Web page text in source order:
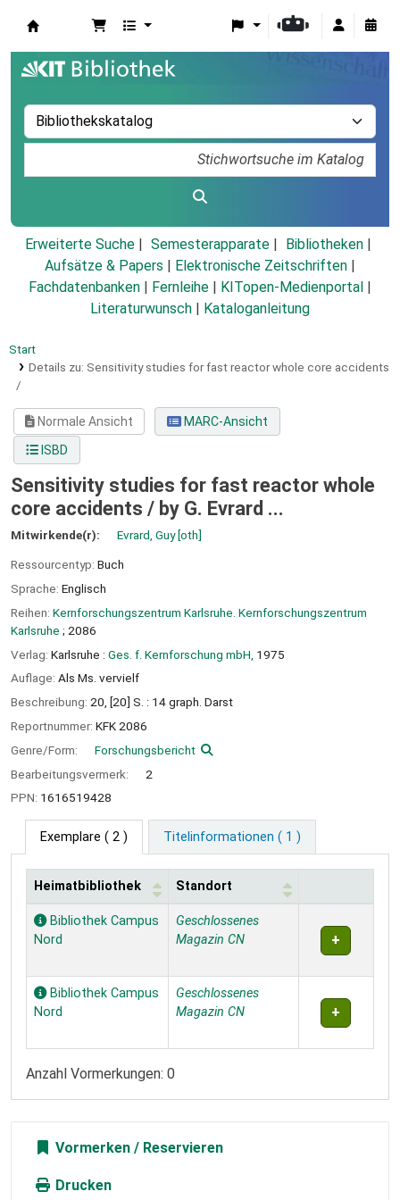
Erweiterte Suche Semesterapparate
Bibliotheken
Aufsätze & Papers
Elektronische Zeitschriften
Fachdatenbanken
Fernleihe KITopen-Medienportal
Literaturwunsch
Kataloganleitung
Start
Details zu: Sensitivity studies for fast reactor whole core accidents
/
Normale Ansicht
MARC-Ansicht
ISBD
Sensitivity studies for fast reactor whole
core accidents / by G. Evrard ...
Mitwirkende(r): Evrard, Guy[oth]
Ressourcentyp: Buch
Sprache: Englisch
Reihen: Kernforschungszentrum Karlsruhe. Kernforschungszentrum
Karlsruhe ; 2086
Verlag: Karlsruhe : Ges. f. Kernforschung mbH, 1975
Auflage: Als Ms. vervielf
Beschreibung: 20, [20] S. : 14 graph. Darst
Reportnummer: KFK 2086
Genre/Form:
Forschungsbericht
Bearbeitungsvermerk:
2
PPN: 1616519428
Exemplare ( 2 ) Titelinformationen ( 1 )
Exemplare
Heimatbibliothek Standort
Bibliothek Campus
Nord
Geschlossenes
Magazin CN
Bibliothek Campus
Nord
Geschlossenes
Magazin CN
Anzahl Vormerkungen: 0
Vormerken
Drucken